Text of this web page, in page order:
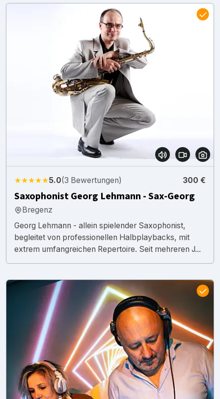
★★★★★5.0(3 Bewertungen) 300 €
Saxophonist Georg Lehmann - Sax-Georg
Bregenz
Georg Lehmann - allein spielender Saxophonist,
begleitet von professionellen Halbplaybacks, mit
extrem umfangreichen Repertoire. Seit mehreren J...